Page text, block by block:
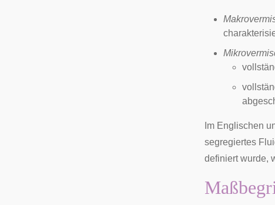
Im Englischen
segregiertes
definiert wurde,